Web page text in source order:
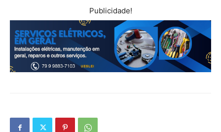
Publicidade!